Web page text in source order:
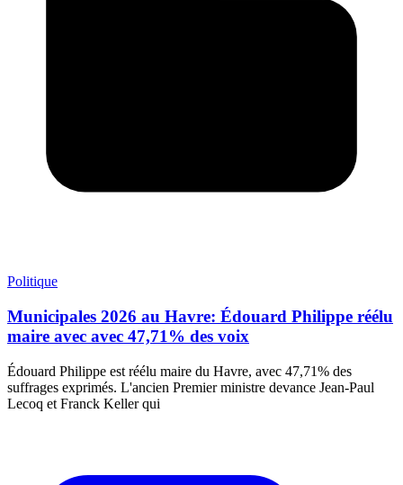
Politique
Municipales 2026 au Havre: Édouard Philippe réélu
maire avec avec 47,71% des voix
Édouard Philippe est réélu maire du Havre, avec 47,71% des
suffrages exprimés. L'ancien Premier ministre devance Jean-Paul
Lecoq et Franck Keller qui